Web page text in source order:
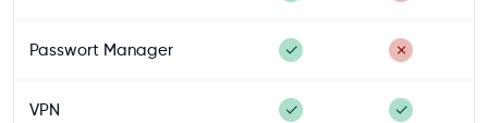
Passwort Manager ✓ ✗
VPN ✓ ✓